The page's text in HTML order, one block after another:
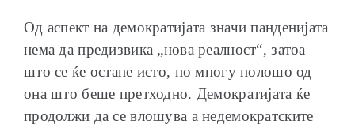
Од аспект на демократијата значи панденијата
нема да предизвика „нова реалност“, затоа
што се ќе остане исто, но многу полошо од
она што беше претходно. Демократијата ќе
продолжи да се влошува а недемократските